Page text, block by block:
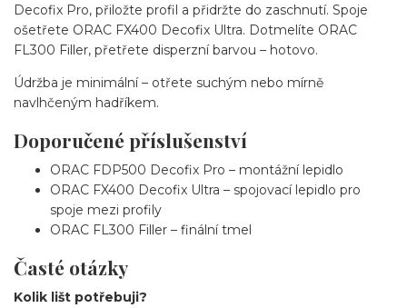
Decofix Pro, přiložte profil a přidržte do zaschnutí. Spoje
ošetřete ORAC FX400 Decofix Ultra. Dotmelíte ORAC
FL300 Filler, přetřete disperzní barvou – hotovo.
Údržba je minimální – otřete suchým nebo mírně
navlhčeným hadříkem.
Doporučené příslušenství
ORAC FDP500 Decofix Pro – montážní lepidlo
ORAC FX400 Decofix Ultra – spojovací lepidlo pro
spoje mezi profily
ORAC FL300 Filler – finální tmel
Časté otázky
Kolik lišt potřebuji?